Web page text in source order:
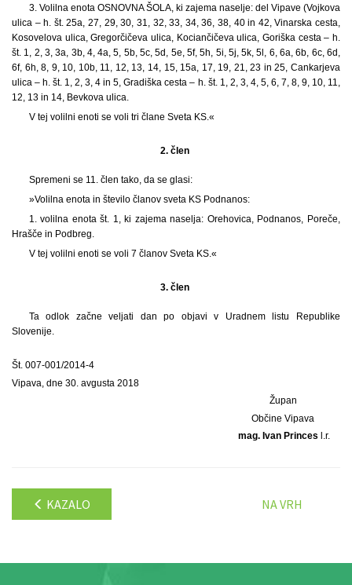
3. Volilna enota OSNOVNA ŠOLA, ki zajema naselje: del Vipave (Vojkova
ulica – h. št. 25a, 27, 29, 30, 31, 32, 33, 34, 36, 38, 40 in 42, Vinarska cesta,
Kosovelova ulica, Gregorčičeva ulica, Kociančičeva ulica, Goriška cesta – h.
št. 1, 2, 3, 3a, 3b, 4, 4a, 5, 5b, 5c, 5d, 5e, 5f, 5h, 5i, 5j, 5k, 5l, 6, 6a, 6b, 6c, 6d,
6f, 6h, 8, 9, 10, 10b, 11, 12, 13, 14, 15, 15a, 17, 19, 21, 23 in 25, Cankarjeva
ulica – h. št. 1, 2, 3, 4 in 5, Gradiška cesta – h. št. 1, 2, 3, 4, 5, 6, 7, 8, 9, 10, 11,
12, 13 in 14, Bevkova ulica.
V tej volilni enoti se voli tri člane Sveta KS.«
2. člen
Spremeni se 11. člen tako, da se glasi:
»Volilna enota in število članov sveta KS Podnanos:
1. volilna enota št. 1, ki zajema naselja: Orehovica, Podnanos, Poreče,
Hrašče in Podbreg.
V tej volilni enoti se voli 7 članov Sveta KS.«
3. člen
Ta odlok začne veljati dan po objavi v Uradnem listu Republike
Slovenije.
Št. 007-001/2014-4
Vipava, dne 30. avgusta 2018
Župan
Občine Vipava
mag. Ivan Princes l.r.
KAZALO NA VRH